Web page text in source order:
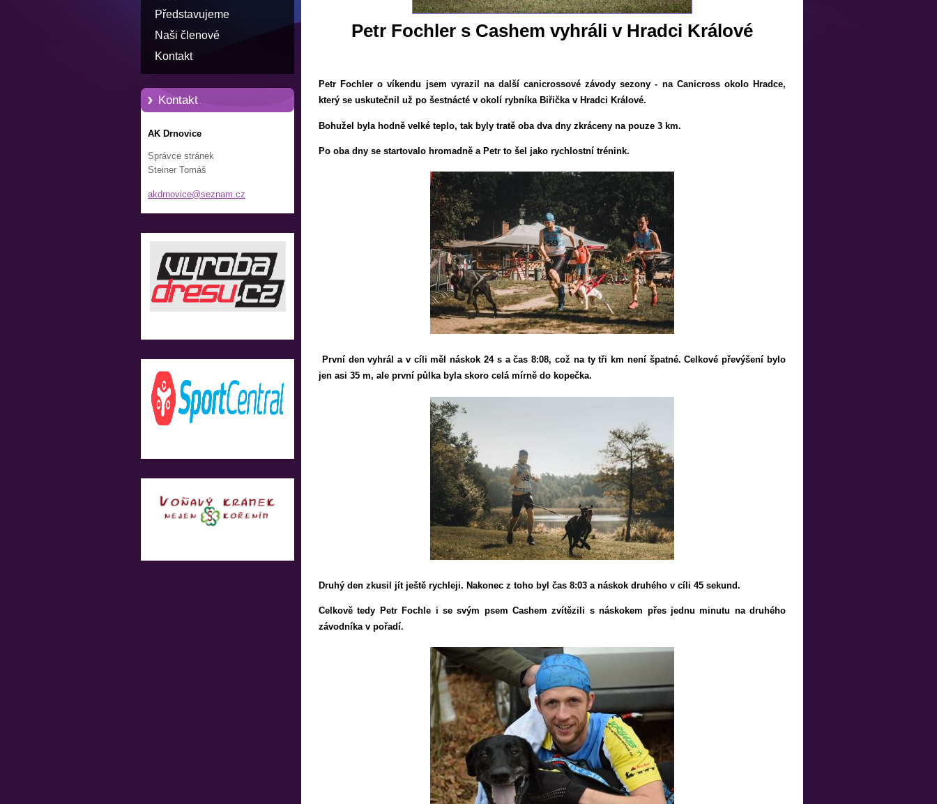
Představujeme
Naši členové
Kontakt
Kontakt
AK Drnovice
Správce stránek
Steiner Tomáš
akdrnovice@seznam.cz
Petr Fochler s Cashem vyhráli v Hradci Králové
Petr Fochler o víkendu jsem vyrazil na další canicrossové závody sezony - na Canicross okolo Hradce,
který se uskutečnil už po šestnácté v okolí rybníka Biřička v Hradci Králové.
Bohužel byla hodně velké teplo, tak byly tratě oba dva dny zkráceny na pouze 3 km.
Po oba dny se startovalo hromadně a Petr to šel jako rychlostní trénink.
První den vyhrál a v cíli měl náskok 24 s a čas 8:08, což na ty tři km není špatné. Celkové převýšení bylo
jen asi 35 m, ale první půlka byla skoro celá mírně do kopečka.
Druhý den zkusil jít ještě rychleji. Nakonec z toho byl čas 8:03 a náskok druhého v cíli 45 sekund.
Celkově tedy Petr Fochle i se svým psem Cashem zvítězili s náskokem přes jednu minutu na druhého
závodníka v pořadí.